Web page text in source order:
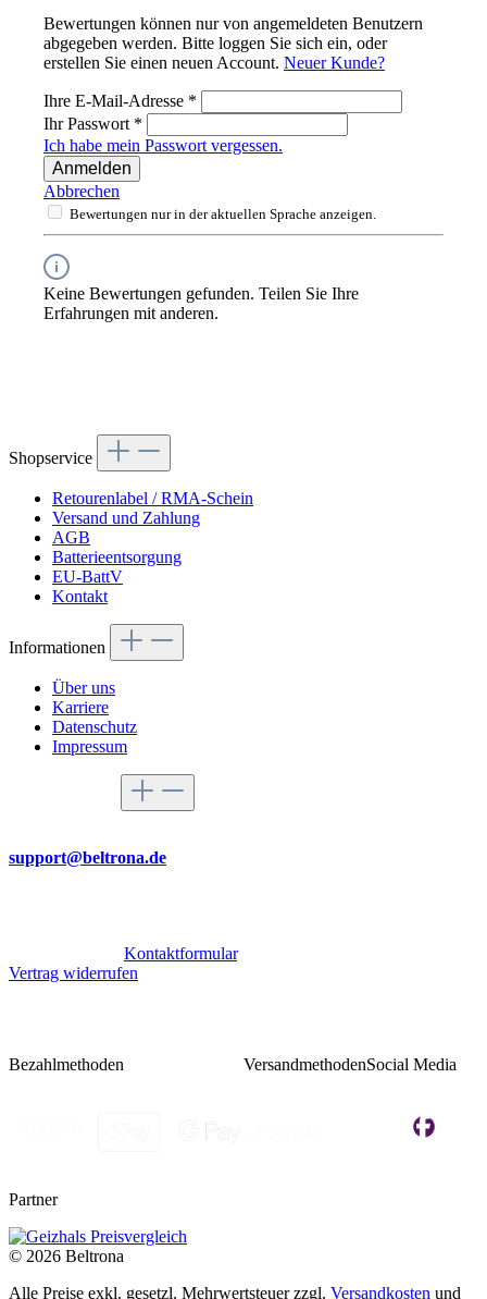
Bewertungen können nur von angemeldeten Benutzern
abgegeben werden. Bitte loggen Sie sich ein, oder
erstellen Sie einen neuen Account. Neuer Kunde?
Ihre E-Mail-Adresse *
Ihr Passwort *
Ich habe mein Passwort vergessen.
Anmelden
Abbrechen
Bewertungen nur in der aktuellen Sprache anzeigen.
Keine Bewertungen gefunden. Teilen Sie Ihre
Erfahrungen mit anderen.
Shopservice
Retourenlabel / RMA-Schein
Versand und Zahlung
AGB
Batterieentsorgung
EU-BattV
Kontakt
Informationen
Über uns
Karriere
Datenschutz
Impressum
support@beltrona.de
Kontaktformular.
Vertrag widerrufen
Bezahlmethoden VersandmethodenSocial Media
Partner
© 2026 Beltrona
Alle Preise exkl. gesetzl. Mehrwertsteuer zzgl. Versandkosten und